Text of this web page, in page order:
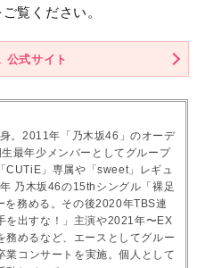
覧ください。
公式サイト
。2011年「乃木坂46」のオーデ
最年少メンバーとしてグループ
CUTiE」専属や「sweet」レギュ
乃木坂46の15thシングル「裸足
を務める。その後2020年TBS連
を出すな！」主演や2021年〜EX
務めるなど、エースとしてグルー
業コンサートを実施。個人として